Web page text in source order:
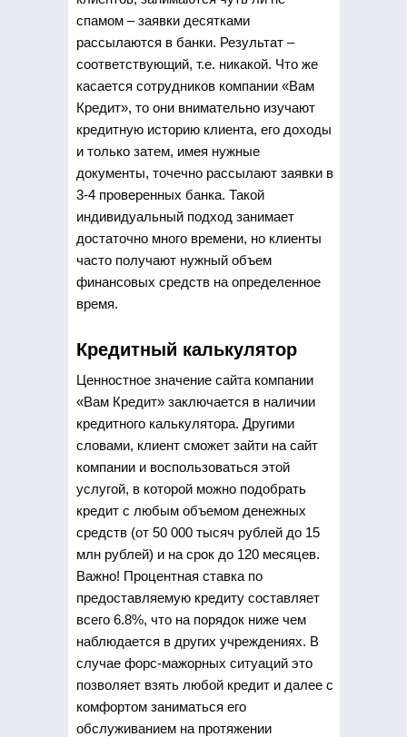
спамом – заявки десятками
рассылаются в банки. Результат –
соответствующий, т.е. никакой. Что же
касается сотрудников компании «Вам
Кредит», то они внимательно изучают
кредитную историю клиента, его доходы
и только затем, имея нужные
документы, точечно рассылают заявки в
3-4 проверенных банка. Такой
индивидуальный подход занимает
достаточно много времени, но клиенты
часто получают нужный объем
финансовых средств на определенное
время.
Кредитный калькулятор
Ценностное значение сайта компании
«Вам Кредит» заключается в наличии
кредитного калькулятора. Другими
словами, клиент сможет зайти на сайт
компании и воспользоваться этой
услугой, в которой можно подобрать
кредит с любым объемом денежных
средств (от 50 000 тысяч рублей до 15
млн рублей) и на срок до 120 месяцев.
Важно! Процентная ставка по
предоставляемую кредиту составляет
всего 6.8%, что на порядок ниже чем
наблюдается в других учреждениях. В
случае форс-мажорных ситуаций это
позволяет взять любой кредит и далее с
комфортом заниматься его
обслуживанием на протяжении